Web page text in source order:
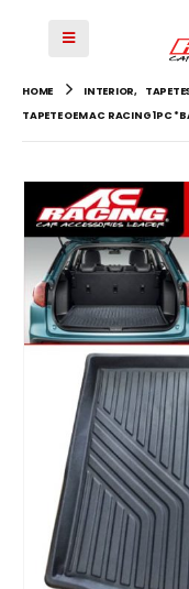
HOME INTERIOR,
TAPETE OEM AC RACING 1PC